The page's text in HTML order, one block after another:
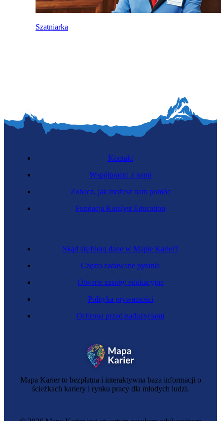
Szatniarka
Mapa Karier to bezpłatna i interaktywna baza informacji o
ścieżkach kariery i rynku pracy dla młodych ludzi.
Skąd się biorą dane w Mapie Karier?
Często zadawane pytania
Otwarte zasoby edukacyjne
Polityka prywatności
Ochrona przed nadużyciami
Kontakt
Współpracuj z nami
Zobacz, jak możesz nam pomóc
Fundacja Katalyst Education